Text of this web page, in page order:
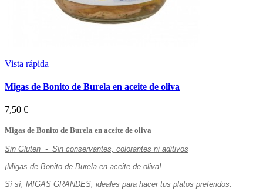
Vista rápida
Migas de Bonito de Burela en aceite de oliva
7,50 €
Migas de Bonito de Burela en aceite de oliva
Sin Gluten - Sin conservantes, colorantes ni aditivos
¡Migas de Bonito de Burela en aceite de oliva!
Sí sí, MIGAS GRANDES, ideales para hacer tus platos preferidos.